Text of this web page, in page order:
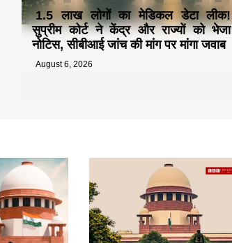
1.5 लाख लोगों का मेडिकल डेटा लीक!
सुप्रीम कोर्ट ने केंद्र और राज्यों को भेजा
नोटिस, सीबीआई जांच की मांग पर मांगा जवाब
August 6, 2026